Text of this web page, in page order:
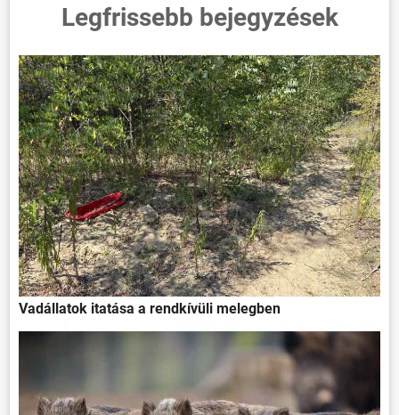
Legfrissebb bejegyzések
Vadállatok itatása a rendkívüli melegben